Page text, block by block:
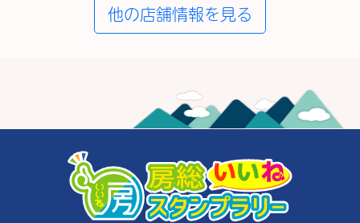
他の店舗情報を見る